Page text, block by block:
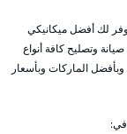
لك أفضل ميكانيكي
وتصليح كافة أنواع
الماركات وبأسعار
في: